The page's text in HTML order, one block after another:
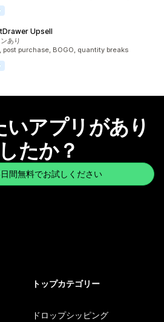
Upsell
あり
purchase, BOGO, quantity breaks
アプリがあり
たか？
間無料でお試しください
トップカテゴリー
ドロップシッピング